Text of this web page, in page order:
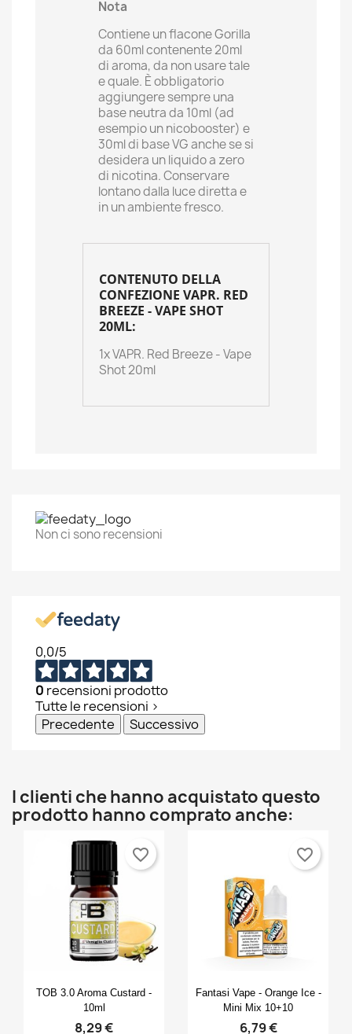
Nota
Contiene un flacone Gorilla
da 60ml contenente 20ml
di aroma, da non usare tale
e quale. È obbligatorio
aggiungere sempre una
base neutra da 10ml (ad
esempio un nicobooster) e
30ml di base VG anche se si
desidera un liquido a zero
di nicotina. Conservare
lontano dalla luce diretta e
in un ambiente fresco.
CONTENUTO DELLA
CONFEZIONE VAPR. RED
BREEZE - VAPE SHOT
20ML:
1x VAPR. Red Breeze - Vape
Shot 20ml
Non ci sono recensioni
0,0/5
0 recensioni prodotto
Tutte le recensioni >
Precedente
Successivo
I clienti che hanno acquistato questo
prodotto hanno comprato anche:
Anteprima
TOB 3.0 Aroma Custard -
10ml
8,29 €
favorite_border
Anteprima
Fantasi Vape - Orange Ice -
Mini Mix 10+10
6,79 €
favorite_border